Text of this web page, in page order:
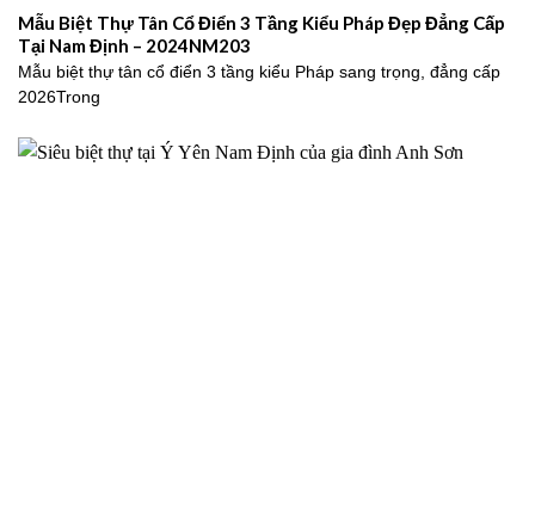
Mẫu Biệt Thự Tân Cổ Điển 3 Tầng Kiểu Pháp Đẹp Đẳng Cấp
Tại Nam Định – 2024NM203
Mẫu biệt thự tân cổ điển 3 tầng kiểu Pháp sang trọng, đẳng cấp
2026Trong